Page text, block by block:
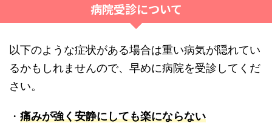
病院受診について
以下のような症状がある場合は重い病気が隠れてい
るかもしれませんので、早めに病院を受診してくだ
さい。
・ 痛みが強く安静にしても楽にならない